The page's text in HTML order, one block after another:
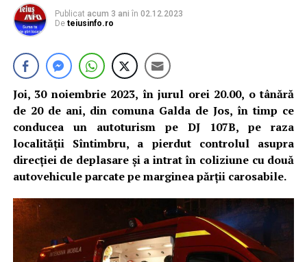
Publicat acum 3 ani în 02.12.2023
De teiusinfo.ro
Joi, 30 noiembrie 2023, în jurul orei 20.00, o tânără
de 20 de ani, din comuna Galda de Jos, în timp ce
conducea un autoturism pe DJ 107B, pe raza
localității Sîntimbru, a pierdut controlul asupra
direcției de deplasare și a intrat în coliziune cu două
autovehicule parcate pe marginea părții carosabile.